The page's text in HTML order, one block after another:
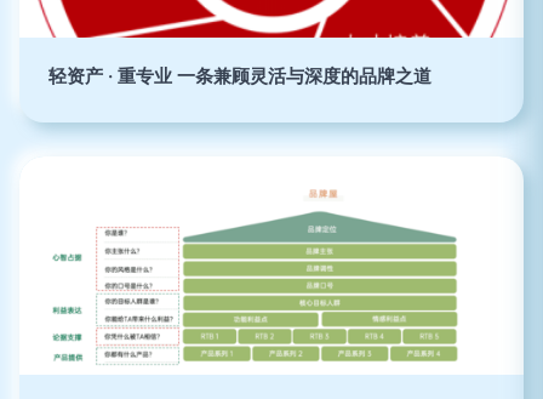
轻资产 · 重专业 一条兼顾灵活与深度的品牌之道